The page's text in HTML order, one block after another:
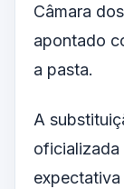
Câmara
apontado
a pasta.
A
oficializada